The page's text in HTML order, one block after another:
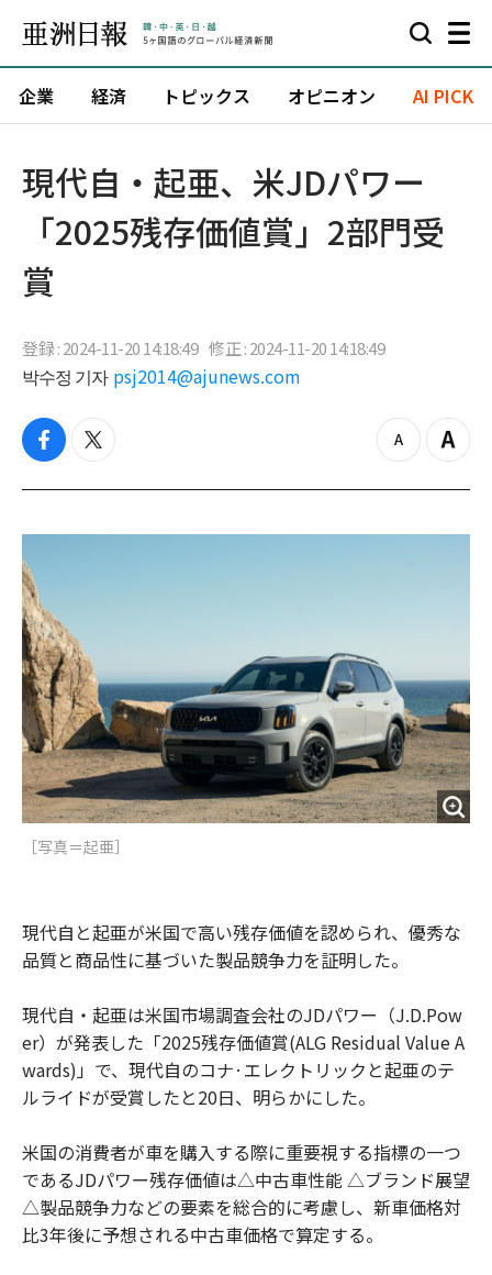
企業 経済 トピックス オピニオン AI PICK
現代自・起亜、米JDパワー
「2025残存価値賞」2部門受
賞
登録 : 2024-11-20 14:18:49 修正 : 2024-11-20 14:18:49
박수정 기자 psj2014@ajunews.com
f
c
b
t
i
t
z
o
o
Z
o
i
［写真＝起亜］
現代自と起亜が米国で高い残存価値を認められ、優秀な
品質と商品性に基づいた製品競争力を証明した。
現代自・起亜は米国市場調査会社のJDパワー（J.D.Pow
er）が発表した「2025残存価値賞(ALG Residual Value A
wards)」で、現代自のコナ·エレクトリックと起亜のテ
ルライドが受賞したと20日、明らかにした。
米国の消費者が車を購入する際に重要視する指標の一つ
であるJDパワー残存価値は△中古車性能 △ブランド展望
△製品競争力などの要素を総合的に考慮し、新車価格対
比3年後に予想される中古車価格で算定する。